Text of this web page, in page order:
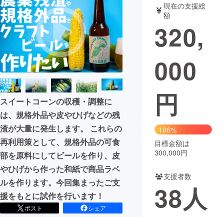
テクノロジー・ガジェット
映像・映画 書籍・雑誌
ビジネス・起業 チャレンジ
まちづくり・地域活性化
CAMPFIRE for Social Good CAMPFIRE Creation
CAMPFIREふるさと納税machi-ya コミュニティ
スイートコーンの収穫・調整に
は、規格外品や皮やひげなどの残
渣が大量に発生します。 これらの
再利用策として、規格外品の可食
部を原料にしてビールを作り、皮
やひげから作った和紙で商品ラベ
ルを作ります。今回集まったご支
援をもとに試作を行います！
ポスト
シェア
現在の支援総
額
320,
000
円
106%
目標金額は
300,000円
支援者数
38人